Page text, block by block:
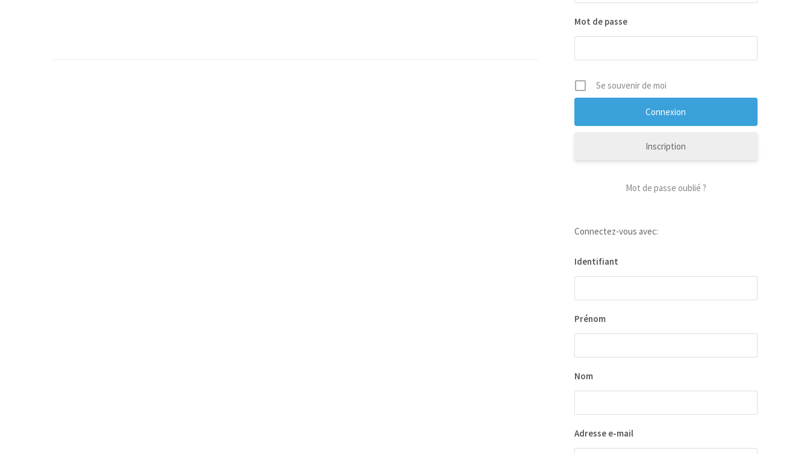
Mot de passe
Se souvenir de moi
Inscription
Mot de passe oublié ?
Connectez-vous avec:
Identifiant
Prénom
Nom
Adresse e-mail